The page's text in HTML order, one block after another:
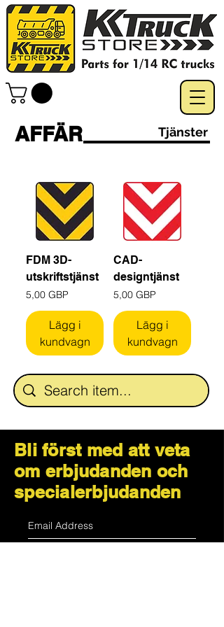
AFFÄR Tjänster
FDM 3D-
utskriftstjänst
Pris
5,00 GBP
Lägg i
kundvagn
CAD-
designtjänst
Pris
5,00 GBP
Lägg i
kundvagn
Bli först med att veta
om erbjudanden och
specialerbjudanden